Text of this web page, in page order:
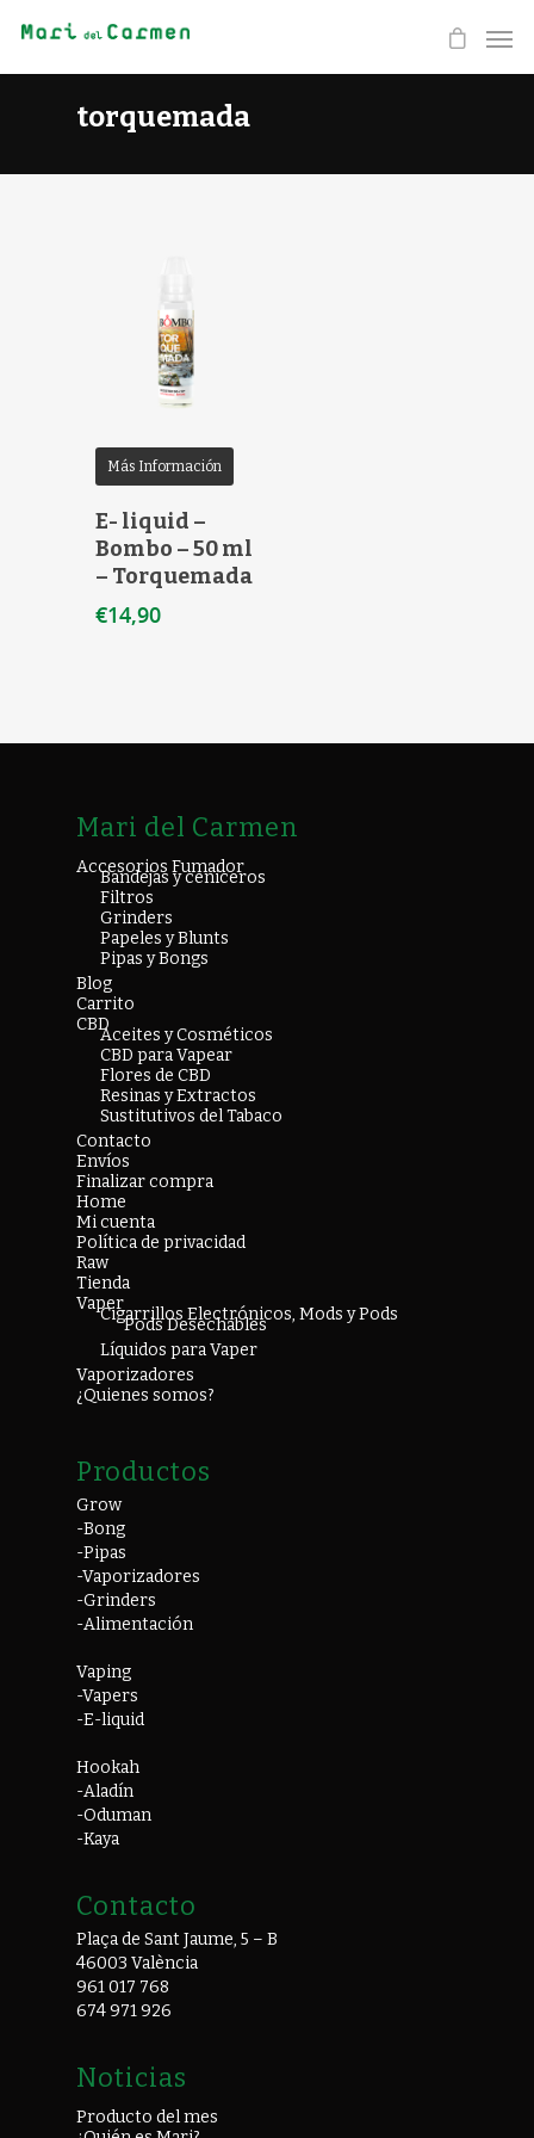
torquemada
Más Información
E- liquid –
Bombo – 50 ml
– Torquemada
€14,90
Mari del Carmen
Accesorios Fumador
Bandejas y ceniceros
Filtros
Grinders
Papeles y Blunts
Pipas y Bongs
Blog
Carrito
CBD
Aceites y Cosméticos
CBD para Vapear
Flores de CBD
Resinas y Extractos
Sustitutivos del Tabaco
Contacto
Envíos
Finalizar compra
Home
Mi cuenta
Política de privacidad
Raw
Tienda
Vaper
Cigarrillos Electrónicos, Mods y Pods
Pods Desechables
Líquidos para Vaper
Vaporizadores
¿Quienes somos?
Productos
Grow
-Bong
-Pipas
-Vaporizadores
-Grinders
-Alimentación
Vaping
-Vapers
-E-liquid
Hookah
-Aladín
-Oduman
-Kaya
Contacto
Plaça de Sant Jaume, 5 – B
46003 València
961 017 768
674 971 926
Noticias
Producto del mes